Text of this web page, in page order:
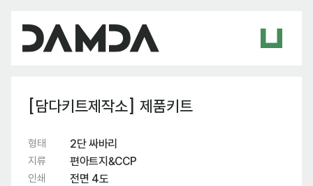
[담다키트제작소] 제품키트
형태 2단 싸바리
지류 편아트지&CCP
인쇄 전면 4도